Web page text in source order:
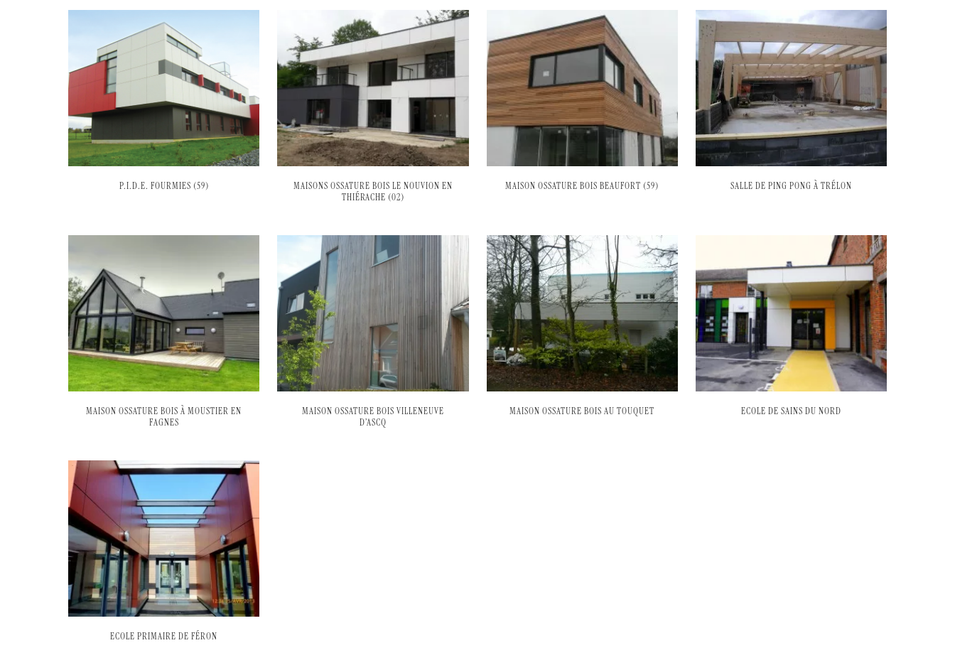
P.I.D.E. FOURMIES (59)
MAISONS OSSATURE BOIS LE NOUVION EN
THIÉRACHE (02)
MAISON OSSATURE BOIS BEAUFORT (59) SALLE DE PING PONG À TRÉLON
MAISON OSSATURE BOIS À MOUSTIER EN
FAGNES
MAISON OSSATURE BOIS VILLENEUVE
D’ASCQ
MAISON OSSATURE BOIS AU TOUQUET ECOLE DE SAINS DU NORD
ECOLE PRIMAIRE DE FÉRON